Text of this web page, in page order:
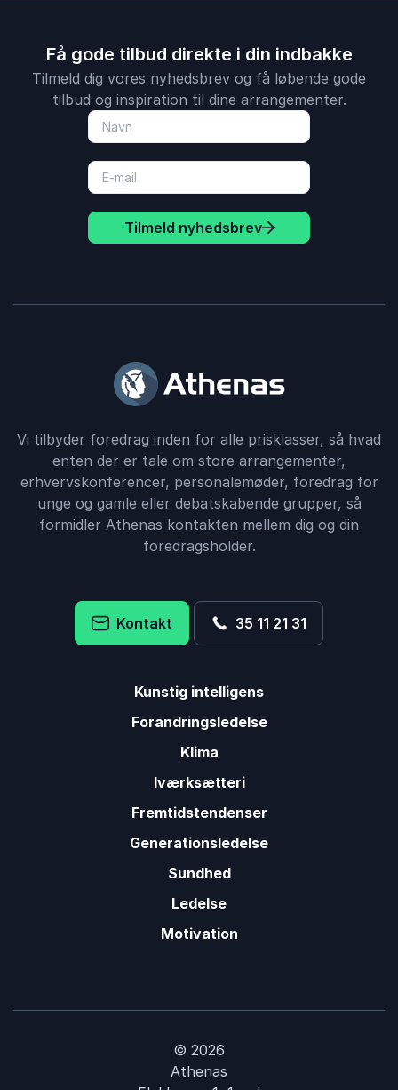
Få gode tilbud direkte i din indbakke
Tilmeld dig vores nyhedsbrev og få løbende gode
tilbud og inspiration til dine arrangementer.
Tilmeld nyhedsbrev
Vi tilbyder foredrag inden for alle prisklasser, så hvad
enten der er tale om store arrangementer,
erhvervskonferencer, personalemøder, foredrag for
unge og gamle eller debatskabende grupper, så
formidler Athenas kontakten mellem dig og din
foredragsholder.
Kontakt 35 11 21 31
Kunstig intelligens
Forandringsledelse
Klima
Iværksætteri
Fremtidstendenser
Generationsledelse
Sundhed
Ledelse
Motivation
© 2026
Athenas